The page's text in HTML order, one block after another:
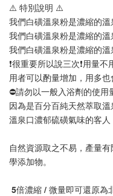
⚠️ 特別說明 ⚠️
我們白磺溫泉粉是濃縮的
我們白磺溫泉粉是濃縮的
我們白磺溫泉粉是濃縮的
❗️很重要所以說三次❗️用量
用者可以酌量增加，用多
⛔️請勿以一般入浴劑的使用
因為是百分百純天然萃取
溫泉口濃郁硫磺氣味的客人
自然資源取之不易，產量
學添加物。
5倍濃縮 / 微量即可還原為